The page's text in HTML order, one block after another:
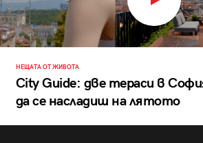
НЕЩАТА ОТ ЖИВОТА
City Guide: две тераси в
да се насладиш на лятото